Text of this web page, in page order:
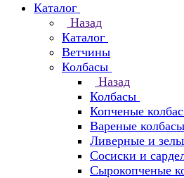
Каталог
Назад
Каталог
Ветчины
Колбасы
Назад
Колбасы
Копченые
Вареные колбасы
Ливерные и
Сосиски и
Сырокопченые